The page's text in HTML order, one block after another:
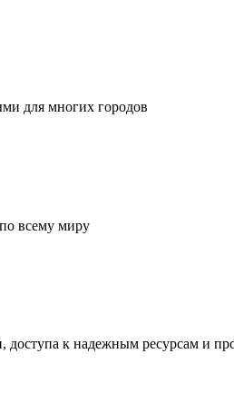
для многих городов
всему миру
к надежным ресурсам и